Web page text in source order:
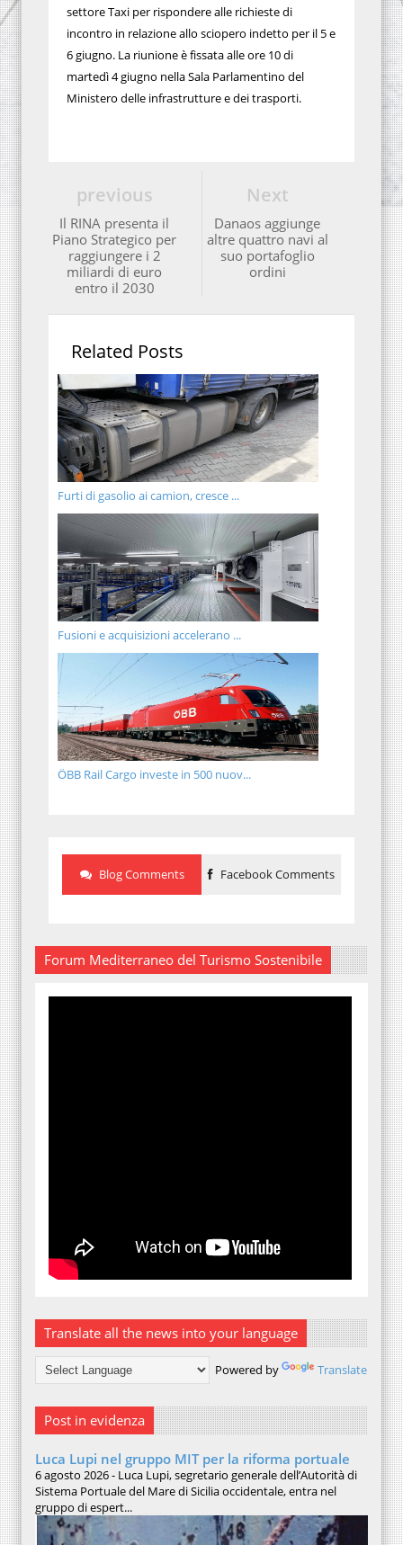
settore Taxi per rispondere alle richieste di
incontro in relazione allo sciopero indetto per il 5 e
6 giugno. La riunione è fissata alle ore 10 di
martedì 4 giugno nella Sala Parlamentino del
Ministero delle infrastrutture e dei trasporti.
Next
Danaos aggiunge
altre quattro navi al
suo portafoglio
ordini
previous
Il RINA presenta il
Piano Strategico per
raggiungere i 2
miliardi di euro
entro il 2030
Related Posts
Furti di gasolio ai camion, cresce ...
Fusioni e acquisizioni accelerano ...
ÖBB Rail Cargo investe in 500 nuov...
Blog Comments Facebook Comments
Forum Mediterraneo del Turismo Sostenibile
Translate all the news into your language
Powered by Translate
Post in evidenza
Luca Lupi nel gruppo MIT per la riforma portuale
6 agosto 2026 - Luca Lupi, segretario generale dell’Autorità di
Sistema Portuale del Mare di Sicilia occidentale, entra nel
gruppo di espert...